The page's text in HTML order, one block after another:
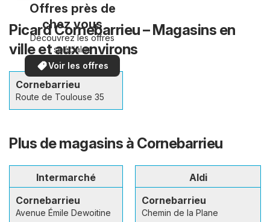
Offres près de
chez vous
Découvrez les offres
spéciales
Voir les offres
Picard Cornebarrieu – Magasins en
ville et aux environs
Cornebarrieu
Route de Toulouse 35
Plus de magasins à Cornebarrieu
Intermarché
Cornebarrieu
Avenue Émile Dewoitine
Aldi
Cornebarrieu
Chemin de la Plane